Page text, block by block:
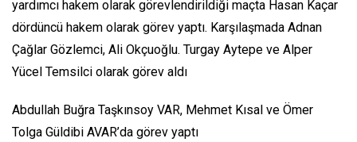
yardımcı hakem olarak görevlendirildiği maçta Hasan Kaçar
dördüncü hakem olarak görev yaptı. Karşılaşmada Adnan
Çağlar Gözlemci, Ali Okçuoğlu. Turgay Aytepe ve Alper
Yücel Temsilci olarak görev aldı
Abdullah Buğra Taşkınsoy VAR, Mehmet Kısal ve Ömer
Tolga Güldibi AVAR’da görev yaptı